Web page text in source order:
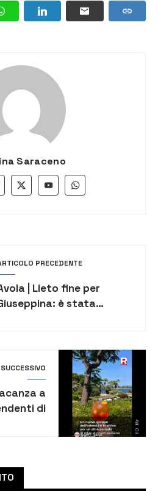
Saraceno
PRECEDENTE
| Lieto fine per
è stata
a
di